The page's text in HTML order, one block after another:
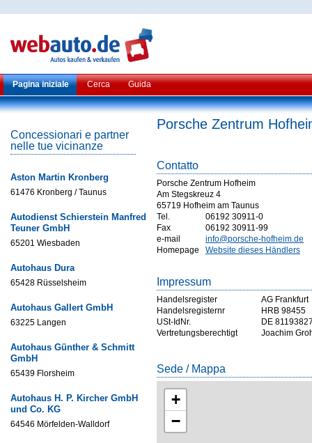
Pagina iniziale Cerca Guida
Concessionari e partner
nelle tue vicinanze
Aston Martin Kronberg
61476 Kronberg / Taunus
Autodienst Schierstein Manfred
Teuner GmbH
65201 Wiesbaden
Autohaus Dura
65428 Rüsselsheim
Autohaus Gallert GmbH
63225 Langen
Autohaus Günther & Schmitt
GmbH
65439 Florsheim
Autohaus H. P. Kircher GmbH
und Co. KG
64546 Mörfelden-Walldorf
Porsche Zentrum
Contatto
Porsche Zentrum Hofheim
Am Stegskreuz 4
65719 Hofheim am Taunus
Tel.
06192 30911-0
Fax
06192 30911-99
e-mail
info@porsche-hofheim.de
Homepage
Website dieses Händlers
Impressum
Handelsregister
AG Frankfurt
Handelsregisternr
HRB 98455
USt-IdNr.
DE
Vertretungsberechtigt
Joachim
Sede / Mappa
+
−